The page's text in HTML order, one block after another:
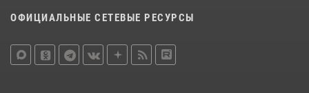
ОФИЦИАЛЬНЫЕ СЕТЕВЫЕ РЕСУРСЫ